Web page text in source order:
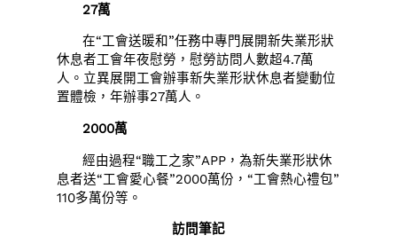
27萬
在“工會送暖和”任務中專門展開新失業形狀
休息者工會年夜慰勞，慰勞訪問人數超4.7萬
人。立異展開工會辦事新失業形狀休息者變動位
置體檢，年辦事27萬人。
2000萬
經由過程“職工之家”APP，為新失業形狀休
息者送“工會愛心餐”2000萬份，“工會熱心禮包”
110多萬份等。
訪問筆記